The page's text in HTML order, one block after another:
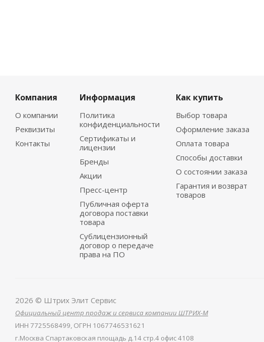
Компания
О компании
Реквизиты
Контакты
Информация
Политика
конфиденциальности
Сертификаты и
лицензии
Бренды
Акции
Пресс-центр
Публичная оферта
договора поставки
товара
Сублицензионный
договор о передаче
права на ПО
Как купить
Выбор товара
Оформление заказа
Оплата товара
Способы доставки
О состоянии заказа
Гарантия и возврат
товаров
2026 © Штрих Элит Сервис
Официальный центр продаж и сервиса компании ШТРИХ-М
ИНН 7725568499, ОГРН 1067746531621
г.Москва Спартаковская площадь д.14 стр.4 офис 4108